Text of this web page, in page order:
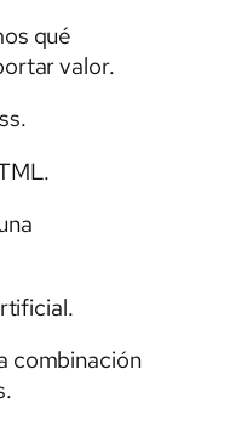
qué
valor.
combinación